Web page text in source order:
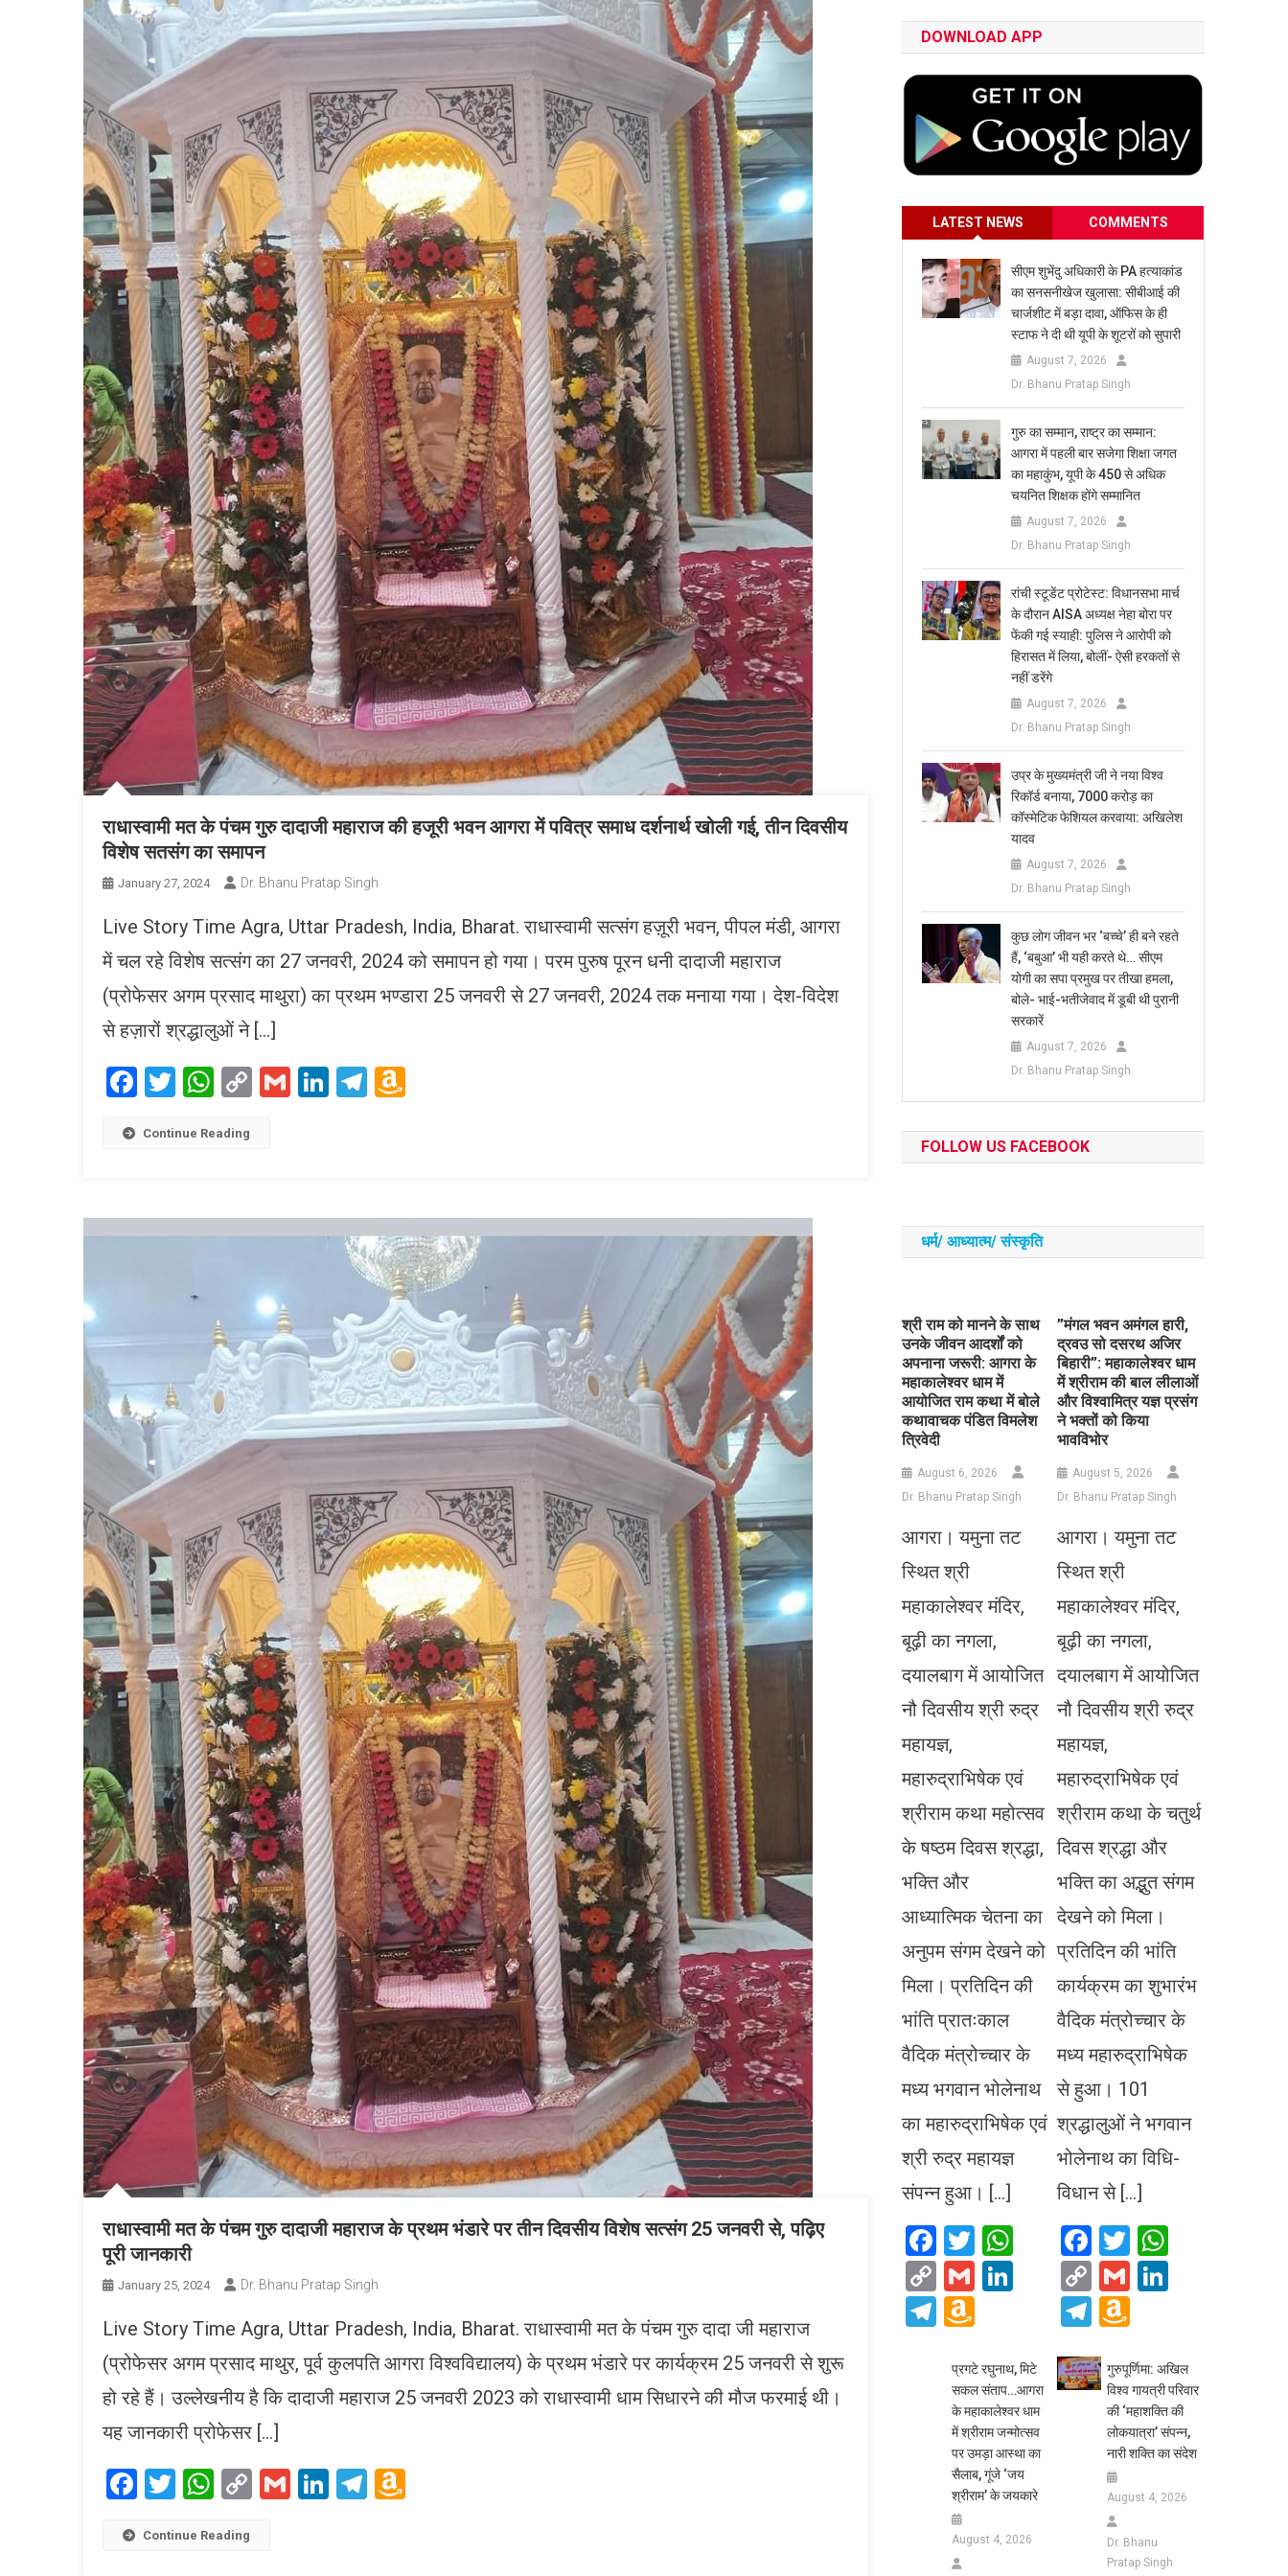
राधास्वामी मत के पंचम गुरु दादाजी महाराज की हजूरी भवन आगरा में पवित्र समाध दर्शनार्थ खोली गई, तीन दिवसीय
विशेष सतसंग का समापन
January 27, 2024 Dr. Bhanu Pratap Singh
Live Story Time Agra, Uttar Pradesh, India, Bharat. राधास्वामी सत्संग हज़ूरी भवन, पीपल मंडी, आगरा
में चल रहे विशेष सत्संग का 27 जनवरी, 2024 को समापन हो गया। परम पुरुष पूरन धनी दादाजी महाराज
(प्रोफेसर अगम प्रसाद माथुरा) का प्रथम भण्डारा 25 जनवरी से 27 जनवरी, 2024 तक मनाया गया। देश-विदेश
से हज़ारों श्रद्धालुओं ने […]
Facebook
Twitter
WhatsApp
CopyGmailLinkedIn
Telegram
Continue Reading
राधास्वामी मत के पंचम गुरु दादाजी महाराज के प्रथम भंडारे पर तीन दिवसीय विशेष सत्संग 25 जनवरी से, पढ़िए
पूरी जानकारी
January 25, 2024 Dr. Bhanu Pratap Singh
Live Story Time Agra, Uttar Pradesh, India, Bharat. राधास्वामी मत के पंचम गुरु दादा जी महाराज
(प्रोफेसर अगम प्रसाद माथुर, पूर्व कुलपति आगरा विश्वविद्यालय) के प्रथम भंडारे पर कार्यक्रम 25 जनवरी से शुरू
हो रहे हैं। उल्लेखनीय है कि दादाजी महाराज 25 जनवरी 2023 को राधास्वामी धाम सिधारने की मौज फरमाई थी।
यह जानकारी प्रोफेसर […]
Facebook
Twitter
WhatsApp
CopyGmailLinkedIn
Telegram
Continue Reading
DOWNLOAD APP
LATEST NEWS COMMENTS
सीएम शुभेंदु अधिकारी के PA हत्याकांड
का सनसनीखेज खुलासा: सीबीआई की
चार्जशीट में बड़ा दावा, ऑफिस के ही
स्टाफ ने दी थी यूपी के शूटरों को सुपारी
August 7, 2026
Dr. Bhanu Pratap Singh
​गुरु का सम्मान, राष्ट्र का सम्मान:
आगरा में पहली बार सजेगा शिक्षा जगत
का महाकुंभ, यूपी के 450 से अधिक
चयनित शिक्षक होंगे सम्मानित
August 7, 2026
Dr. Bhanu Pratap Singh
रांची स्टूडेंट प्रोटेस्ट: विधानसभा मार्च
के दौरान AISA अध्यक्ष नेहा बोरा पर
फेंकी गई स्याही: पुलिस ने आरोपी को
हिरासत में लिया, बोलीं- ऐसी हरकतों से
नहीं डरेंगे
August 7, 2026
Dr. Bhanu Pratap Singh
उप्र के मुख्यमंत्री जी ने नया विश्व
रिकॉर्ड बनाया, 7000 करोड़ का
कॉस्मेटिक फेशियल करवाया: अखिलेश
यादव
August 7, 2026
Dr. Bhanu Pratap Singh
कुछ लोग जीवन भर ‘बच्चे’ ही बने रहते
हैं, ‘बबुआ’ भी यही करते थे… सीएम
योगी का सपा प्रमुख पर तीखा हमला,
बोले- भाई-भतीजेवाद में डूबी थी पुरानी
सरकारें
August 7, 2026
Dr. Bhanu Pratap Singh
FOLLOW US FACEBOOK
धर्म/ आध्‍यात्‍म/ संस्‍कृति
​श्री राम को मानने के साथ
उनके जीवन आदर्शों को
अपनाना जरूरी: आगरा के
महाकालेश्वर धाम में
आयोजित राम कथा में बोले
कथावाचक पंडित विमलेश
त्रिवेदी
August 6, 2026
Dr. Bhanu Pratap Singh
आगरा। यमुना तट
स्थित श्री
महाकालेश्वर मंदिर,
बूढ़ी का नगला,
दयालबाग में आयोजित
नौ दिवसीय श्री रुद्र
महायज्ञ,
महारुद्राभिषेक एवं
श्रीराम कथा महोत्सव
के षष्ठम दिवस श्रद्धा,
भक्ति और
आध्यात्मिक चेतना का
अनुपम संगम देखने को
मिला। प्रतिदिन की
भांति प्रातःकाल
वैदिक मंत्रोच्चार के
मध्य भगवान भोलेनाथ
का महारुद्राभिषेक एवं
श्री रुद्र महायज्ञ
संपन्न हुआ। […]
Facebook
TwitterWhatsApp
Copy
Link
GmailLinkedIn
Telegram
Amazon
List
​”मंगल भवन अमंगल हारी,
द्रवउ सो दसरथ अजिर
बिहारी”: महाकालेश्वर धाम
में श्रीराम की बाल लीलाओं
और विश्वामित्र यज्ञ प्रसंग
ने भक्तों को किया
भावविभोर
August 5, 2026
Dr. Bhanu Pratap Singh
आगरा। यमुना तट
स्थित श्री
महाकालेश्वर मंदिर,
बूढ़ी का नगला,
दयालबाग में आयोजित
नौ दिवसीय श्री रुद्र
महायज्ञ,
महारुद्राभिषेक एवं
श्रीराम कथा के चतुर्थ
दिवस श्रद्धा और
भक्ति का अद्भुत संगम
देखने को मिला।
प्रतिदिन की भांति
कार्यक्रम का शुभारंभ
वैदिक मंत्रोच्चार के
मध्य महारुद्राभिषेक
से हुआ। 101
श्रद्धालुओं ने भगवान
भोलेनाथ का विधि-
विधान से […]
Facebook
Twitter
Copy
Link
Gmail
Telegram
List
प्रगटे रघुनाथ, मिटे
सकल संताप…आगरा
के महाकालेश्वर धाम
में श्रीराम जन्मोत्सव
पर उमड़ा आस्था का
सैलाब, गूंजे ‘जय
श्रीराम’ के जयकारे
August 4, 2026
गुरुपूर्णिमा: अखिल
विश्व गायत्री परिवार
की ‘महाशक्ति की
लोकयात्रा’ संपन्न,
नारी शक्ति का संदेश
August 4, 2026
Dr. Bhanu
Pratap Singh